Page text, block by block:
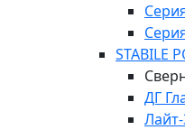
STABILE
ДГ